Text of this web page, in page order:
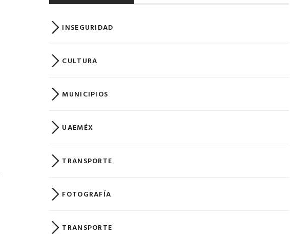
INSEGURIDAD
CULTURA
MUNICIPIOS
UAEMÉX
TRANSPORTE
FOTOGRAFÍA
TRANSPORTE